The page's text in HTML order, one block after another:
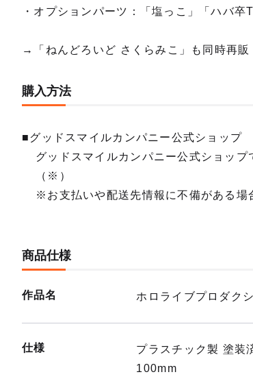
・オプションパーツ：「塩っこ」「ハバ卒
→「ねんどろいど さくらみこ」も同時再販
購入方法
■グッドスマイルカンパニー公式ショップ
グッドスマイルカンパニー公式ショッ
（※）
※お支払いや配送先情報に不備がある場
商品仕様
作品名 ホロライブプロダク
仕様
プラスチック製 塗装
100mm